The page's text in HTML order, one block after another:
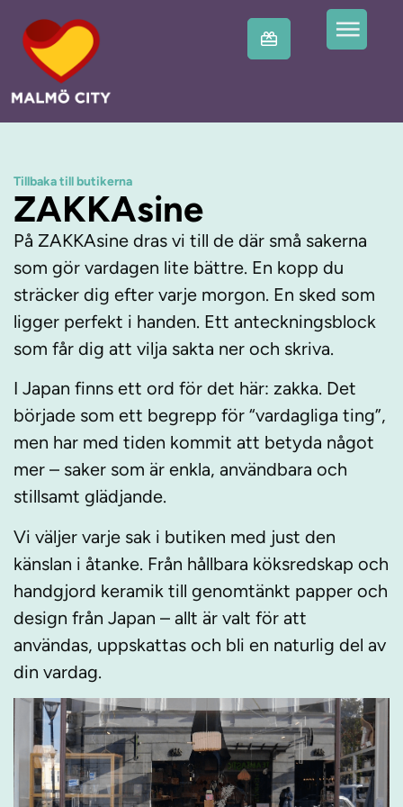
Tillbaka till butikerna
ZAKKAsine
På ZAKKAsine dras vi till de där små sakerna
som gör vardagen lite bättre. En kopp du
sträcker dig efter varje morgon. En sked som
ligger perfekt i handen. Ett anteckningsblock
som får dig att vilja sakta ner och skriva.
I Japan finns ett ord för det här: zakka. Det
började som ett begrepp för “vardagliga ting”,
men har med tiden kommit att betyda något
mer – saker som är enkla, användbara och
stillsamt glädjande.
Vi väljer varje sak i butiken med just den
känslan i åtanke. Från hållbara köksredskap och
handgjord keramik till genomtänkt papper och
design från Japan – allt är valt för att
användas, uppskattas och bli en naturlig del av
din vardag.